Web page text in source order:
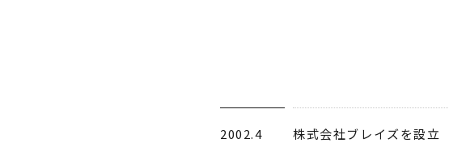
2002.4 株式会社ブレイズを設立